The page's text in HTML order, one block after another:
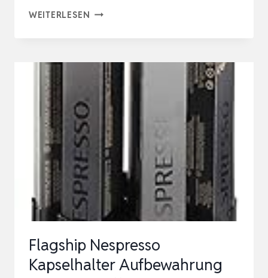
WEITERLESEN KAFFEEKAPSELKORB,KAFFEEKAPSELN
OR…
Flagship Nespresso
Kapselhalter Aufbewahrung